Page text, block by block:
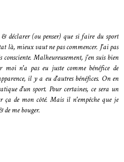
déclarer (ou penser) que si faire du sport
là, mieux vaut ne pas commencer. J'ai pas
Malheureusement, j'en suis bien
moi n'a pas eu juste comme bénéfice de
il y a eu d'autres bénéfices. On en
d'un sport. Pour certaines, ce sera un
ça de mon côté. Mais il n'empêche que je
me bouger.